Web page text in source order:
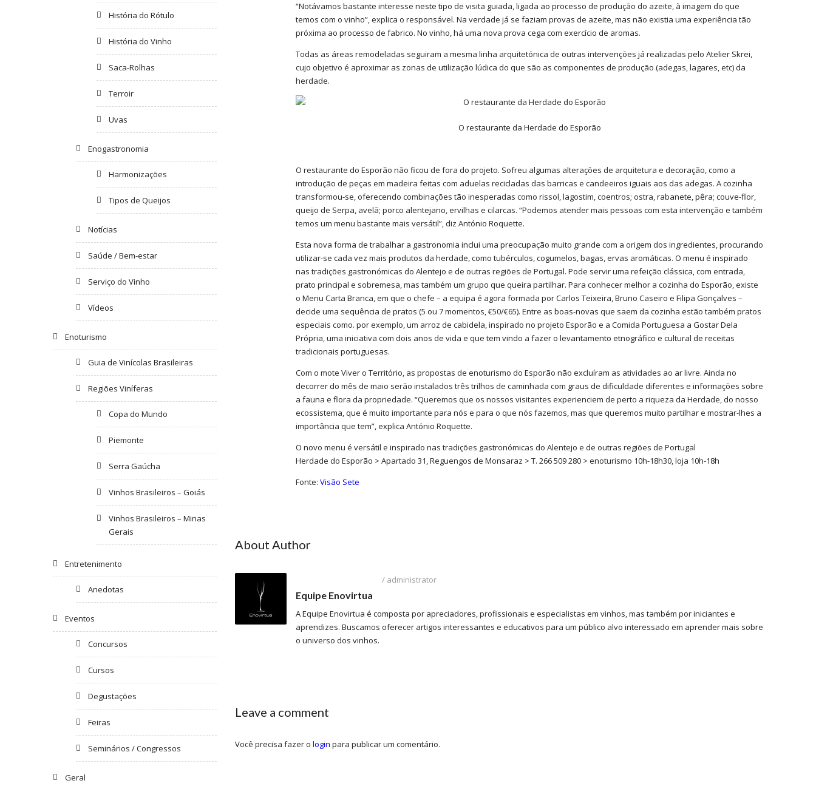
“Notávamos bastante interesse neste tipo de visita guiada, ligada ao processo de produção do azeite, à imagem do que
temos com o vinho”, explica o responsável. Na verdade já se faziam provas de azeite, mas não existia uma experiência tão
próxima ao processo de fabrico. No vinho, há uma nova prova cega com exercício de aromas.
Todas as áreas remodeladas seguiram a mesma linha arquitetónica de outras intervenções já realizadas pelo Atelier Skrei,
cujo objetivo é aproximar as zonas de utilização lúdica do que são as componentes de produção (adegas, lagares, etc) da
herdade.
O restaurante da Herdade do Esporão
O restaurante do Esporão não ficou de fora do projeto. Sofreu algumas alterações de arquitetura e decoração, como a
introdução de peças em madeira feitas com aduelas recicladas das barricas e candeeiros iguais aos das adegas. A cozinha
transformou-se, oferecendo combinações tão inesperadas como rissol, lagostim, coentros; ostra, rabanete, pêra; couve-flor,
queijo de Serpa, avelã; porco alentejano, ervilhas e cilarcas. “Podemos atender mais pessoas com esta intervenção e também
temos um menu bastante mais versátil”, diz António Roquette.
Esta nova forma de trabalhar a gastronomia inclui uma preocupação muito grande com a origem dos ingredientes, procurando
utilizar-se cada vez mais produtos da herdade, como tubérculos, cogumelos, bagas, ervas aromáticas. O menu é inspirado
nas tradições gastronómicas do Alentejo e de outras regiões de Portugal. Pode servir uma refeição clássica, com entrada,
prato principal e sobremesa, mas também um grupo que queira partilhar. Para conhecer melhor a cozinha do Esporão, existe
o Menu Carta Branca, em que o chefe – a equipa é agora formada por Carlos Teixeira, Bruno Caseiro e Filipa Gonçalves –
decide uma sequência de pratos (5 ou 7 momentos, €50/€65). Entre as boas-novas que saem da cozinha estão também pratos
especiais como. por exemplo, um arroz de cabidela, inspirado no projeto Esporão e a Comida Portuguesa a Gostar Dela
Própria, uma iniciativa com dois anos de vida e que tem vindo a fazer o levantamento etnográfico e cultural de receitas
tradicionais portuguesas.
Com o mote Viver o Território, as propostas de enoturismo do Esporão não excluíram as atividades ao ar livre. Ainda no
decorrer do mês de maio serão instalados três trilhos de caminhada com graus de dificuldade diferentes e informações sobre
a fauna e flora da propriedade. “Queremos que os nossos visitantes experienciem de perto a riqueza da Herdade, do nosso
ecossistema, que é muito importante para nós e para o que nós fazemos, mas que queremos muito partilhar e mostrar-lhes a
importância que tem”, explica António Roquette.
O novo menu é versátil e inspirado nas tradições gastronómicas do Alentejo e de outras regiões de Portugal
Herdade do Esporão > Apartado 31, Reguengos de Monsaraz > T. 266 509 280 > enoturismo 10h-18h30, loja 10h-18h
Fonte: Visão Sete
About Author
Equipe Enovirtua
/ administrator
A Equipe Enovirtua é composta por apreciadores, profissionais e especialistas em vinhos, mas também por iniciantes e
aprendizes. Buscamos oferecer artigos interessantes e educativos para um público alvo interessado em aprender mais sobre
o universo dos vinhos.
Leave a comment
Você precisa fazer o login para publicar um comentário.
História do Rótulo
História do Vinho
Saca-Rolhas
Terroir
Uvas
Enogastronomia
Harmonizações
Tipos de Queijos
Notícias
Saúde / Bem-estar
Serviço do Vinho
Vídeos
Enoturismo
Guia de Vinícolas Brasileiras
Regiões Viníferas
Copa do Mundo
Piemonte
Serra Gaúcha
Vinhos Brasileiros – Goiás
Vinhos Brasileiros – Minas
Gerais
Entretenimento
Anedotas
Eventos
Concursos
Cursos
Degustações
Feiras
Seminários / Congressos
Geral